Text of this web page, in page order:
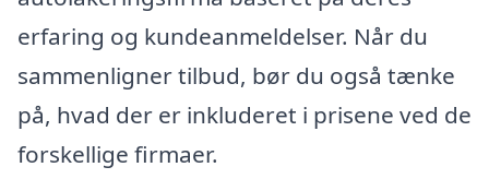
erfaring og kundeanmeldelser. Når du
sammenligner tilbud, bør du også tænke
på, hvad der er inkluderet i prisene ved de
forskellige firmaer.